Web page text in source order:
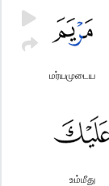
மர்யமுடைய
உம்மீது